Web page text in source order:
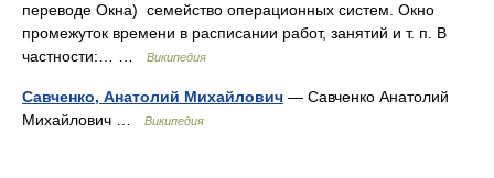
переводе Окна) семейство операционных систем. Окно
промежуток времени в расписании работ, занятий и т. п. В
частности:… …
Википедия
Савченко, Анатолий Михайлович — Савченко Анатолий
Михайлович …
Википедия